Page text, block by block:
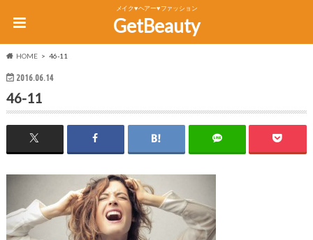
メイク♥ヘアー♥ファッション
GetBeauty
HOME 46-11
2016.06.14
46-11